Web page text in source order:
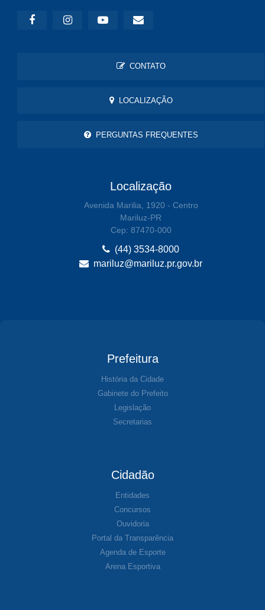
CONTATO
LOCALIZAÇÃO
PERGUNTAS FREQUENTES
Localização
Avenida Marilia, 1920 - Centro
Mariluz-PR
Cep: 87470-000
(44) 3534-8000
mariluz@mariluz.pr.gov.br
Prefeitura
História da Cidade
Gabinete do Prefeito
Legislação
Secretarias
Cidadão
Entidades
Concursos
Ouvidoria
Portal da Transparência
Agenda de Esporte
Arena Esportiva